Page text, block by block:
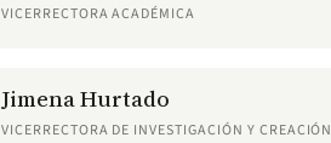
VICERRECTORA ACADÉMICA
Jimena Hurtado
VICERRECTORA DE INVESTIGACIÓN Y CREACIÓN